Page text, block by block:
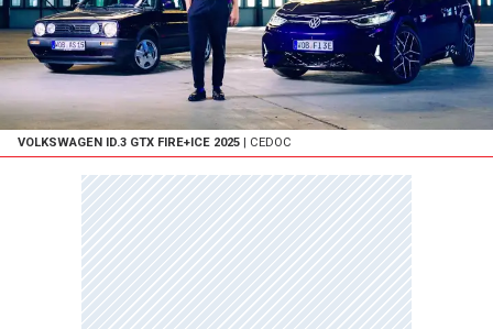
VOLKSWAGEN ID.3 GTX FIRE+ICE 2025 | CEDOC